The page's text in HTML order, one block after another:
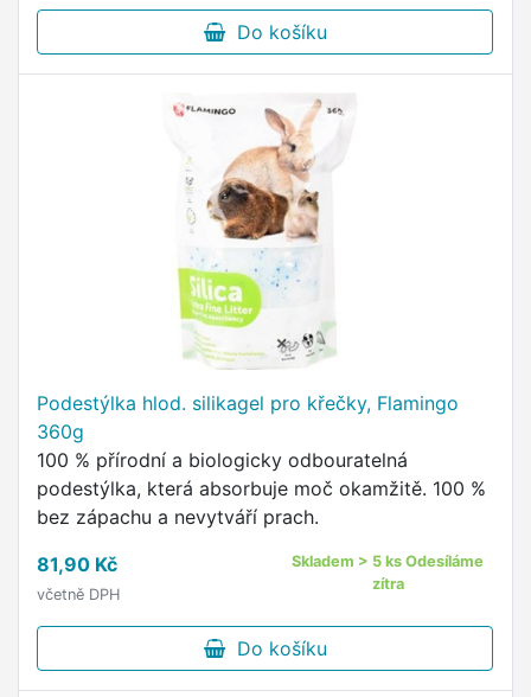
absorbující pachy a vlhkost Hygienicky
nejzodpovědnější podestýlka na trhu Přednosti
steliva: Podestýlky Asan efektivně odstraňují
pachy z okolí klece nebo chovného boxu Asan je
z 99% bez prachu a vzdušných alergenů, díky
tomu je vhodný i pro chovatele alergiky a
vlhkost a uzavřou jí uvnitř.
Do košíku
Podestýlka hlod. silikagel pro křečky, Flamingo
360g
100 % přírodní a biologicky odbouratelná
podestýlka, která absorbuje moč okamžitě. 100 %
bez zápachu a nevytváří prach.
81,90 Kč
včetně DPH
Skladem > 5 ks Odesíláme
zítra
Do košíku